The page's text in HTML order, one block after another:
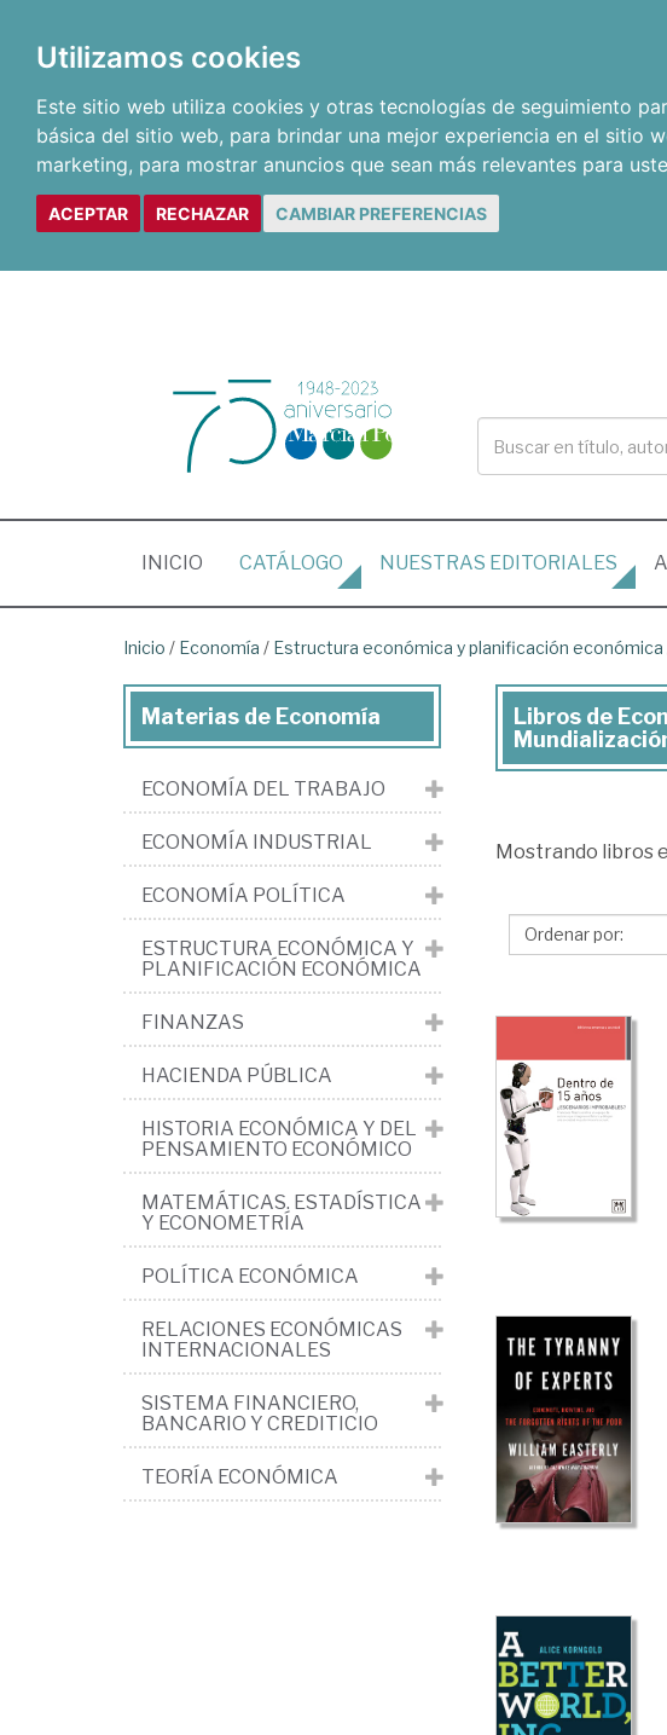
Utilizamos cookies
Este sitio web utiliza cookies y otras tecnologías de seguimiento
básica del sitio web, para brindar una mejor experiencia en el sitio
marketing, para mostrar anuncios que sean más relevantes para
ACEPTAR RECHAZAR CAMBIAR PREFERENCIAS
INICIO (CURRENT)
CATÁLOGO NUESTRAS EDITORIALES
Inicio / Economía / Estructura económica y planificación económica
Libros
de
>
económica
y
económica
>
Varios
>
y
Libros de
Mostrando libros
Materias de Economía
ECONOMÍA DEL TRABAJO
ECONOMÍA INDUSTRIAL
ECONOMÍA POLÍTICA
ESTRUCTURA ECONÓMICA Y
PLANIFICACIÓN ECONÓMICA
FINANZAS
HACIENDA PÚBLICA
HISTORIA ECONÓMICA Y DEL
PENSAMIENTO ECONÓMICO
MATEMÁTICAS. ESTADÍSTICA
Y ECONOMETRÍA
POLÍTICA ECONÓMICA
RELACIONES ECONÓMICAS
INTERNACIONALES
SISTEMA FINANCIERO,
BANCARIO Y CREDITICIO
TEORÍA ECONÓMICA